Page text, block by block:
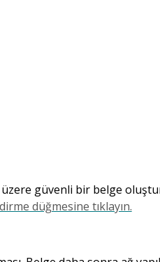
üzere güvenli bir belge
düğmesine tıklayın.